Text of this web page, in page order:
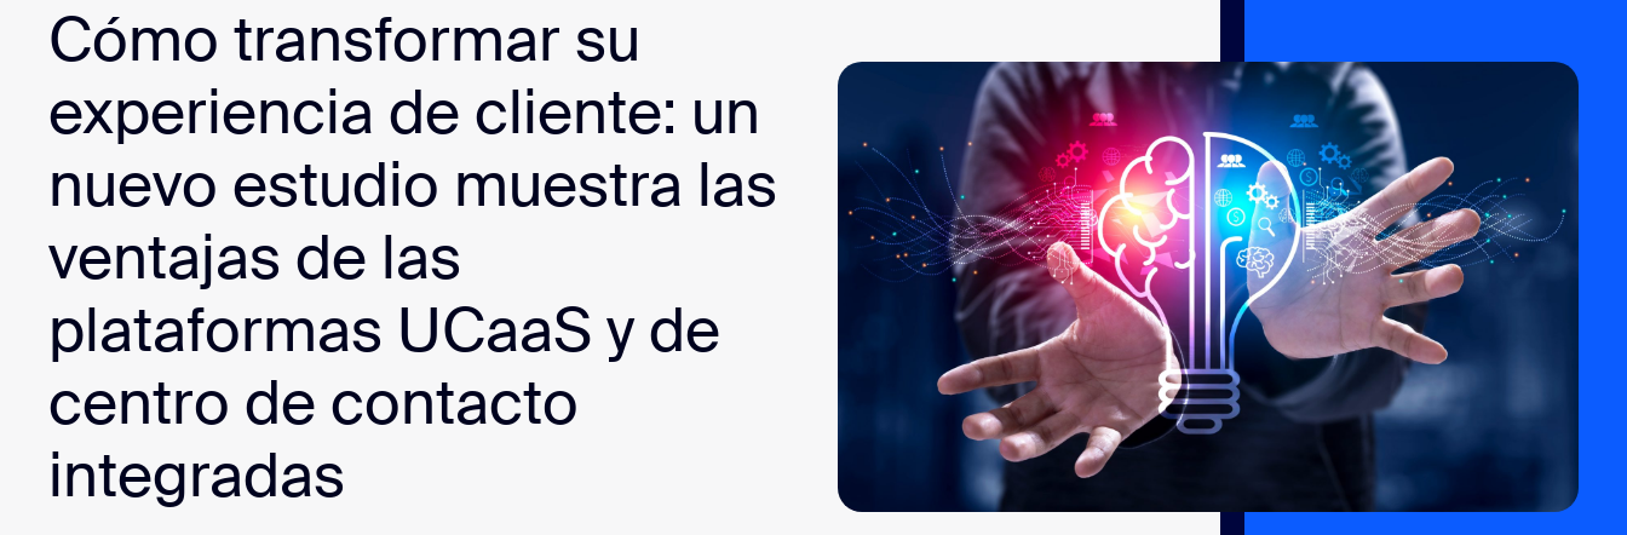
IA de Zoom
Desarrolladores
Aplicaciones e integraciones
Rooms
Phone Canvas
Centro de contacto Información de CX
Centro de descargas
Iniciar contacto
+1.888.799.9666/+1.888.303.1012
Cómo transformar su
experiencia de cliente: un
nuevo estudio muestra las
ventajas de las
plataformas UCaaS y de
centro de contacto
integradas